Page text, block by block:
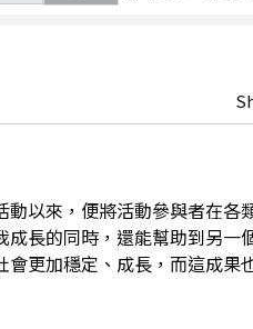
以來，便將活動參與者在各
長的同時，還能幫助到另一
更加穩定、成長，而這成果